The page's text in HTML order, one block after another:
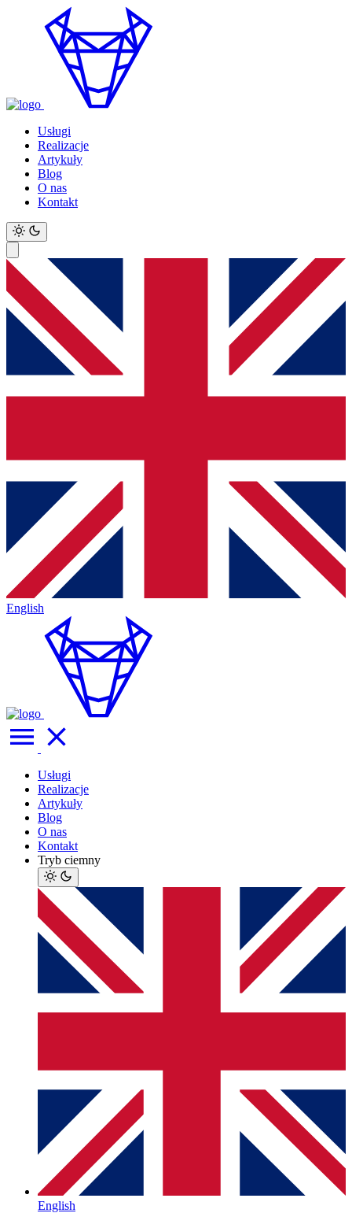
Usługi
Realizacje
Artykuły
Blog
O nas
Kontakt
English
Usługi
Realizacje
Artykuły
Blog
O nas
Kontakt
Tryb ciemny
English